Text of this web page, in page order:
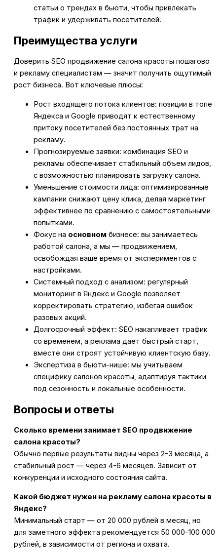
статьи о трендах в бьюти, чтобы привлекать
трафик и удерживать посетителей.
Преимущества услуги
Доверить SEO продвижение салона красоты пошагово
и рекламу специалистам — значит получить ощутимый
рост бизнеса. Вот ключевые плюсы:
Рост входящего потока клиентов: позиции в топе
Яндекса и Google приводят к естественному
притоку посетителей без постоянных трат на
рекламу.
Прогнозируемые заявки: комбинация SEO и
рекламы обеспечивает стабильный объем лидов,
с возможностью планировать загрузку салона.
Уменьшение стоимости лида: оптимизированные
кампании снижают цену клика, делая маркетинг
эффективнее по сравнению с самостоятельными
попытками.
Фокус на основном бизнесе: вы занимаетесь
работой салона, а мы — продвижением,
освобождая ваше время от экспериментов с
настройками.
Системный подход с анализом: регулярный
мониторинг в Яндекс и Google позволяет
корректировать стратегию, избегая ошибок
разовых акций.
Долгосрочный эффект: SEO накапливает трафик
со временем, а реклама дает быстрый старт,
вместе они строят устойчивую клиентскую базу.
Экспертиза в бьюти-нише: мы учитываем
специфику салонов красоты, адаптируя тактики
под сезонность и локальные особенности.
Вопросы и ответы
Сколько времени занимает SEO продвижение
салона красоты?
Обычно первые результаты видны через 2-3 месяца, а
стабильный рост — через 4-6 месяцев. Зависит от
конкуренции и исходного состояния сайта.
Какой бюджет нужен на рекламу салона красоты в
Яндекс?
Минимальный старт — от 20 000 рублей в месяц, но
для заметного эффекта рекомендуется 50 000-100 000
рублей, в зависимости от региона и охвата.